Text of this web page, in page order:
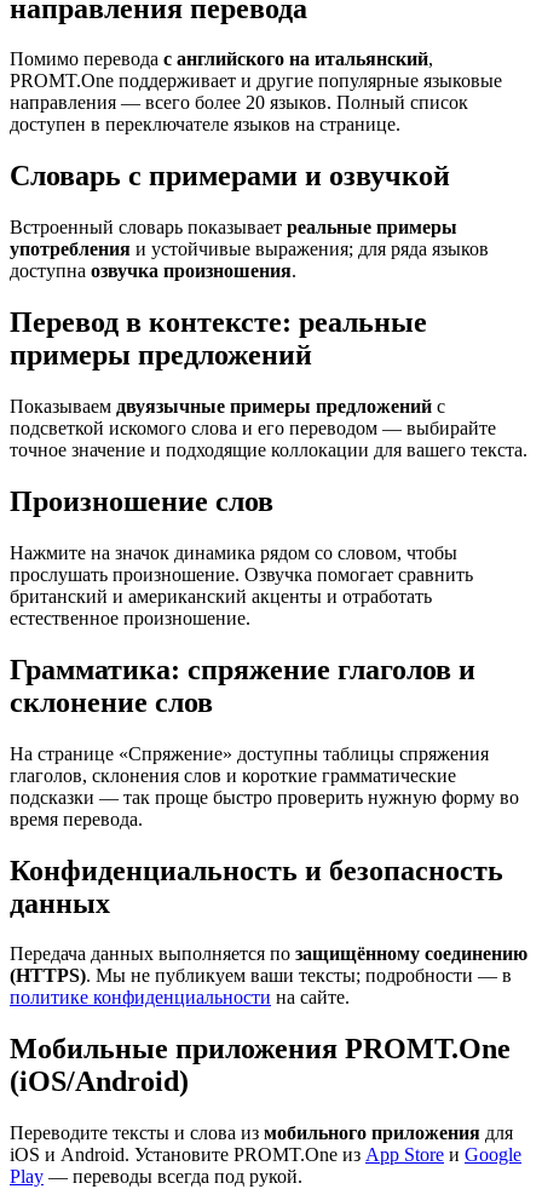
направления перевода
Помимо перевода с английского на итальянский,
PROMT.One поддерживает и другие популярные языковые
направления — всего более 20 языков. Полный список
доступен в переключателе языков на странице.
Словарь с примерами и озвучкой
Встроенный словарь показывает реальные примеры
употребления и устойчивые выражения; для ряда языков
доступна озвучка произношения.
Перевод в контексте: реальные
примеры предложений
Показываем двуязычные примеры предложений с
подсветкой искомого слова и его переводом — выбирайте
точное значение и подходящие коллокации для вашего текста.
Произношение слов
Нажмите на значок динамика рядом со словом, чтобы
прослушать произношение. Озвучка помогает сравнить
британский и американский акценты и отработать
естественное произношение.
Грамматика: спряжение глаголов и
склонение слов
На странице «Спряжение» доступны таблицы спряжения
глаголов, склонения слов и короткие грамматические
подсказки — так проще быстро проверить нужную форму во
время перевода.
Конфиденциальность и безопасность
данных
Передача данных выполняется по защищённому соединению
(HTTPS). Мы не публикуем ваши тексты; подробности — в
политике конфиденциальности на сайте.
Мобильные приложения PROMT.One
(iOS/Android)
Переводите тексты и слова из мобильного приложения для
iOS и Android. Установите PROMT.One из App Store и Google
Play — переводы всегда под рукой.